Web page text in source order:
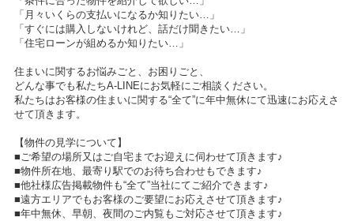
「月々いくらの支払いになるか知りたい…」
「すぐには購入しないけれど、話だけ聞きたい…」
「住宅ローンが組めるか知りたい…」
住まいに関するお悩みごと、お困りごと、
どんな事でも私たちA-LINEにお気軽にご相談ください。
私たちはお客様の住まいに関する“全て”に年中無休にて迅速にお応えさ
せて頂きます。
【物件の見学について】
■ご希望の場所又はご自宅までお迎えに伺わせて頂きます♪
■物件所在地、最寄り駅でのお待ち合わせもできます♪
■他社様広告掲載物件も“全て”当社にてご紹介できます♪
■遠方エリアでもお客様のご要望にお応えさせて頂きます♪
■年中無休、早朝、夜間のご内覧もご対応させて頂きます♪